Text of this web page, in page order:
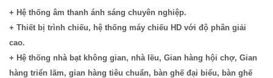
+ Hệ thống âm thanh ánh sáng chuyên nghiệp.
+ Thiết bị trình chiếu, hệ thống máy chiếu HD với độ phân giải
cao.
+ Hệ thống nhà bạt không gian, nhà lều, Gian hàng hội chợ, Gian
hàng triển lãm, gian hàng tiêu chuẩn, bàn ghế đại biểu, bàn ghế